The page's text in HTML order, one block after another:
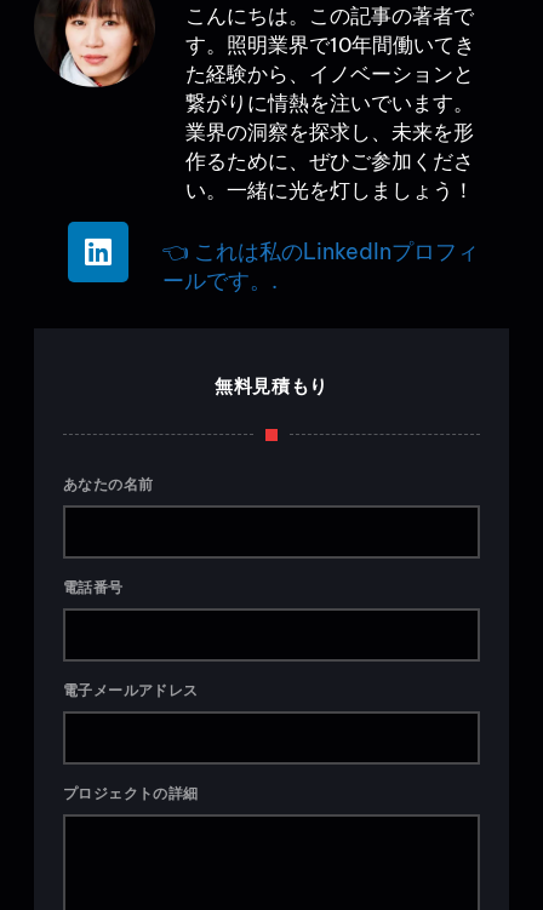
こんにちは。この記事の著者で
す。照明業界で10年間働いてき
た経験から、イノベーションと
繋がりに情熱を注いでいます。
業界の洞察を探求し、未来を形
作るために、ぜひご参加くださ
い。一緒に光を灯しましょう！
👈 これは私のLinkedInプロフィ
ールです。.
無料見積もり
あなたの名前
電話番号
電子メールアドレス
プロジェクトの詳細